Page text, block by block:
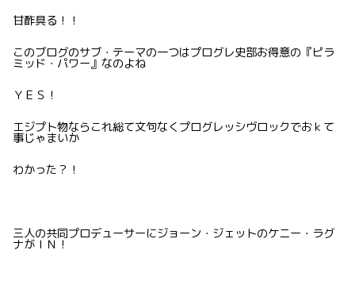
甘酢具る！！
このブログのサブ・テーマの一つはプログレ史部お得意の『ピラ
ミッド・パワー』なのよね
ＹＥＳ！
エジプト物ならこれ総て文句なくプログレッシヴロックでおｋて
事じゃまいか
わかった？！
三人の共同プロデューサーにジョーン・ジェットのケニー・ラグ
ナがＩＮ！